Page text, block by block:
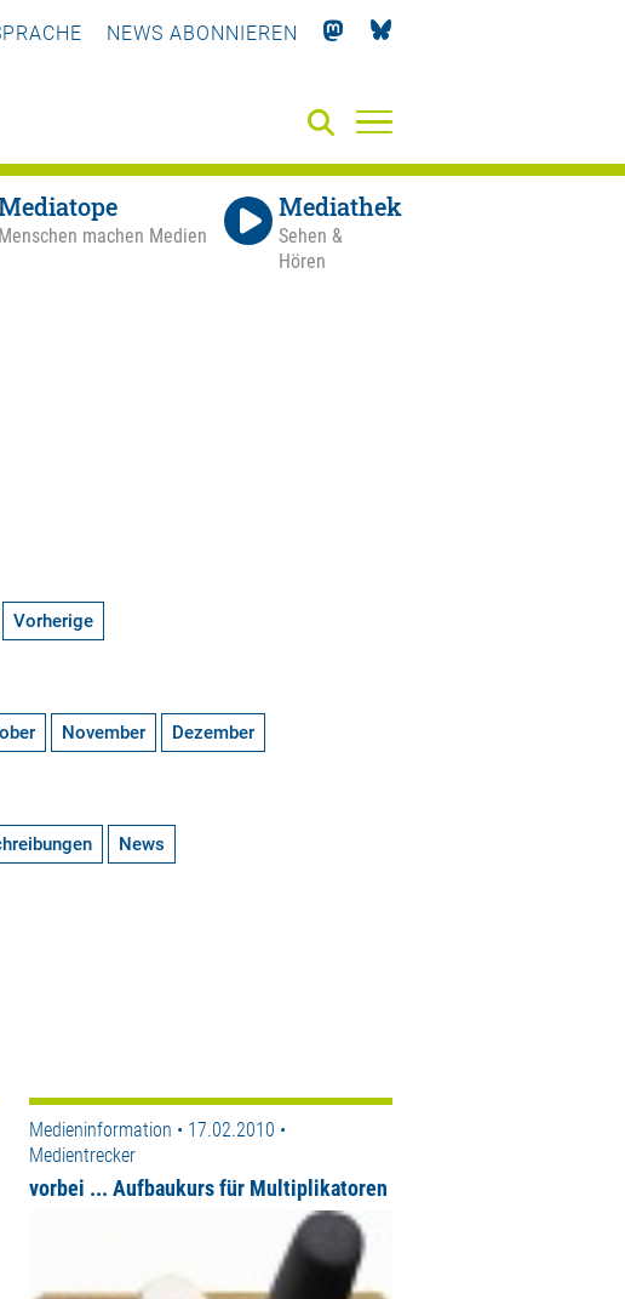
NEWS ABONNIEREN
Menschen machen Medien
Mediathek
Sehen &
Hören
Vorherige
November Dezember
News
Medieninformation • 17.02.2010 •
Medientrecker
vorbei ... Aufbaukurs für Multiplikatoren